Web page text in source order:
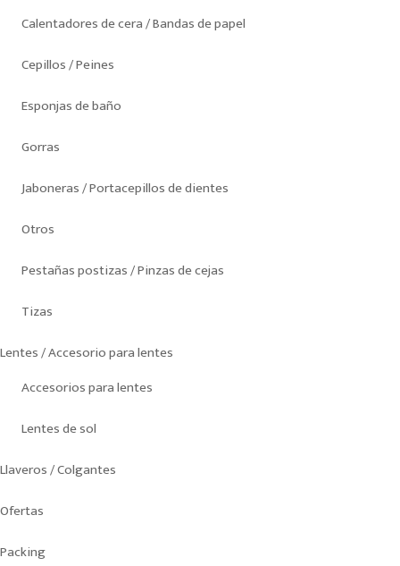
Calentadores de cera / Bandas de papel
Cepillos / Peines
Esponjas de baño
Gorras
Jaboneras / Portacepillos de dientes
Otros
Pestañas postizas / Pinzas de cejas
Tizas
Lentes / Accesorio para lentes
Accesorios para lentes
Lentes de sol
Llaveros / Colgantes
Ofertas
Packing